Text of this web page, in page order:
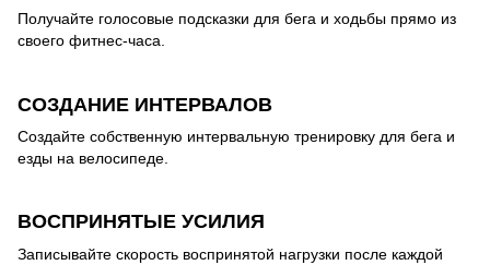
Получайте голосовые подсказки для бега и ходьбы прямо из
своего фитнес-часа.
СОЗДАНИЕ ИНТЕРВАЛОВ
Создайте собственную интервальную тренировку для бега и
езды на велосипеде.
ВОСПРИНЯТЫЕ УСИЛИЯ
Записывайте скорость воспринятой нагрузки после каждой